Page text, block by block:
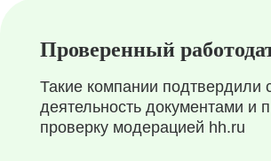
Проверенный
Такие компании подтвердили
деятельность документами и
проверку модерацией hh.ru